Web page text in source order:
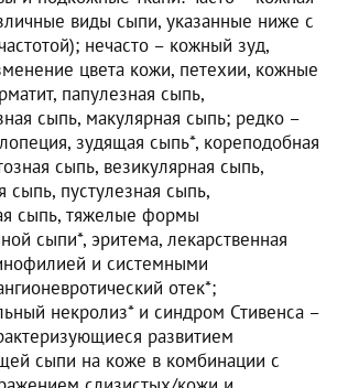
виды сыпи, указанные ниже с
нечасто – кожный зуд,
цвета кожи, петехии, кожные
папулезная сыпь,
сыпь, макулярная сыпь; редко –
зудящая сыпь*, кореподобная
сыпь, везикулярная сыпь,
сыпь, пустулезная сыпь,
сыпь, тяжелые формы
сыпи*, эритема, лекарственная
и системными
отек*;
некролиз* и синдром Стивенса –
развитием
сыпи на коже в комбинации с